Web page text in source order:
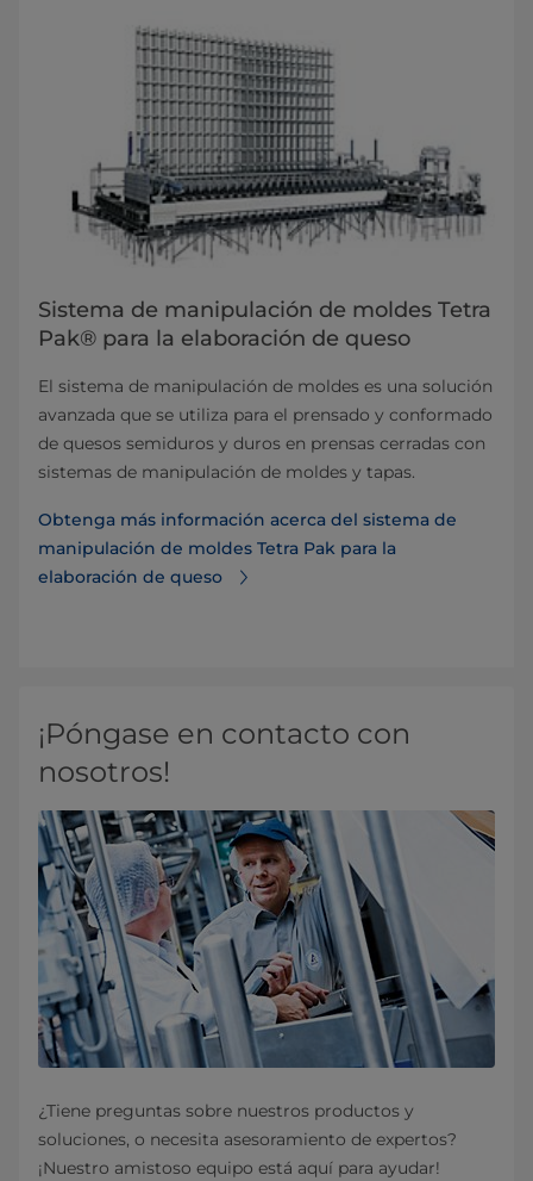
Sistema de manipulación de moldes Tetra
Pak® para la elaboración de queso
El sistema de manipulación de moldes es una solución
avanzada que se utiliza para el prensado y conformado
de quesos semiduros y duros en prensas cerradas con
sistemas de manipulación de moldes y tapas.
Obtenga más información acerca del sistema de
manipulación de moldes Tetra Pak para la
elaboración de queso
¡Póngase en contacto con
nosotros!
¿Tiene preguntas sobre nuestros productos y
soluciones, o necesita asesoramiento de expertos?
¡Nuestro amistoso equipo está aquí para ayudar!